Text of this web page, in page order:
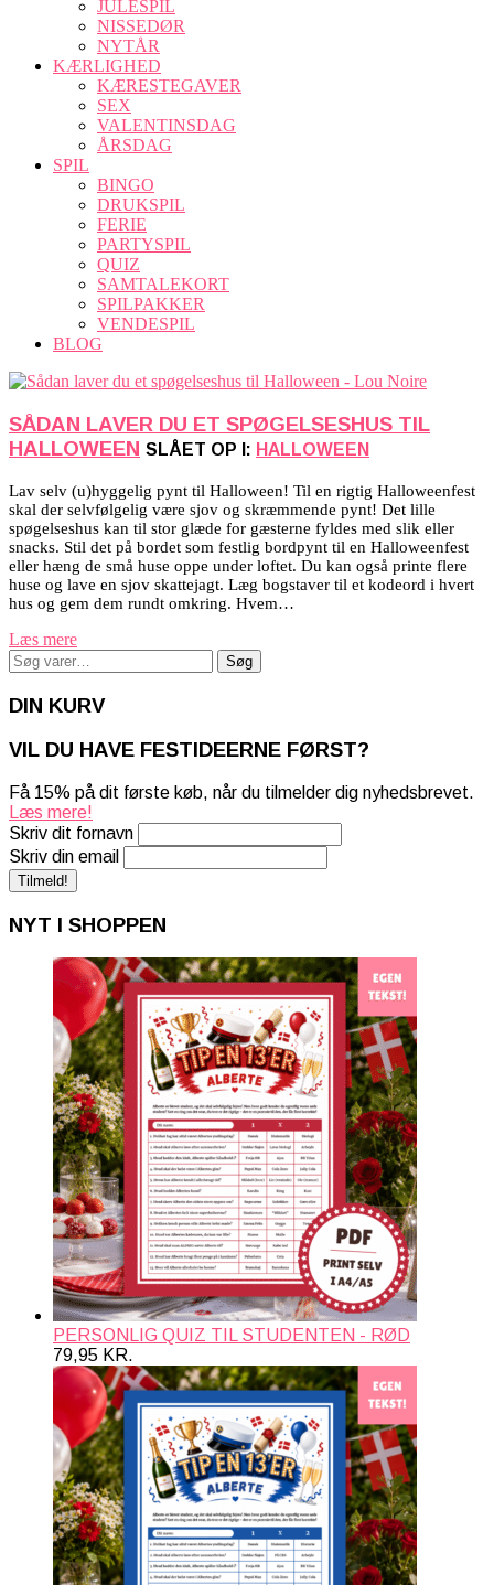
JULESPIL
NISSEDØR
NYTÅR
KÆRLIGHED
KÆRESTEGAVER
SEX
VALENTINSDAG
ÅRSDAG
SPIL
BINGO
DRUKSPIL
FERIE
PARTYSPIL
QUIZ
SAMTALEKORT
SPILPAKKER
VENDESPIL
BLOG
SÅDAN LAVER DU ET SPØGELSESHUS TIL
HALLOWEEN SLÅET OP I: HALLOWEEN
Lav selv (u)hyggelig pynt til Halloween! Til en rigtig Halloweenfest
skal der selvfølgelig være sjov og skræmmende pynt! Det lille
spøgelseshus kan til stor glæde for gæsterne fyldes med slik eller
snacks. Stil det på bordet som festlig bordpynt til en Halloweenfest
eller hæng de små huse oppe under loftet. Du kan også printe flere
huse og lave en sjov skattejagt. Læg bogstaver til et kodeord i hvert
hus og gem dem rundt omkring. Hvem…
Læs mere
Søg
efter:
Søg
DIN KURV
VIL DU HAVE FESTIDEERNE FØRST?
Få 15% på dit første køb, når du tilmelder dig nyhedsbrevet.
Læs mere!
Skriv dit fornavn
Skriv din email
NYT I SHOPPEN
PERSONLIG QUIZ TIL STUDENTEN - RØD
79,95 KR.